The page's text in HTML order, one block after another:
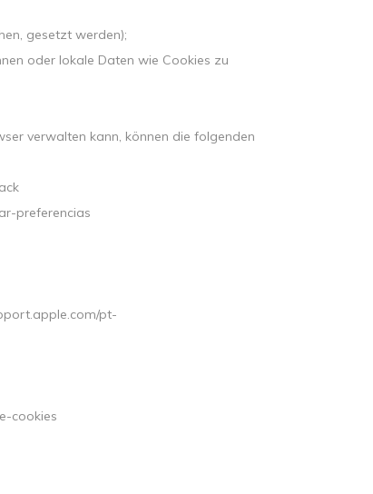
gesetzt werden);
oder lokale Daten wie Cookies zu
verwalten kann, können die folgenden
preferencias
pt-
cookies